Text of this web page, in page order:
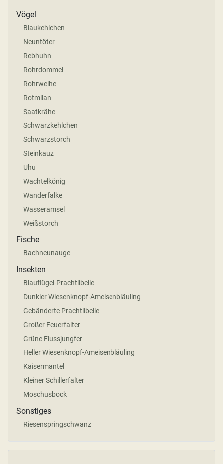
Vögel
Blaukehlchen
Neuntöter
Rebhuhn
Rohrdommel
Rohrweihe
Rotmilan
Saatkrähe
Schwarzkehlchen
Schwarzstorch
Steinkauz
Uhu
Wachtelkönig
Wanderfalke
Wasseramsel
Weißstorch
Fische
Bachneunauge
Insekten
Blauflügel-Prachtlibelle
Dunkler Wiesenknopf-Ameisenbläuling
Gebänderte Prachtlibelle
Großer Feuerfalter
Grüne Flussjungfer
Heller Wiesenknopf-Ameisenbläuling
Kaisermantel
Kleiner Schillerfalter
Moschusbock
Sonstiges
Riesenspringschwanz